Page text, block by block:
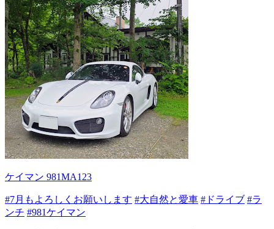
ケイマン 981MA123
#7月もよろしくお願いします #大自然と愛車 #ドライブ #ラ
ンチ #981ケイマン